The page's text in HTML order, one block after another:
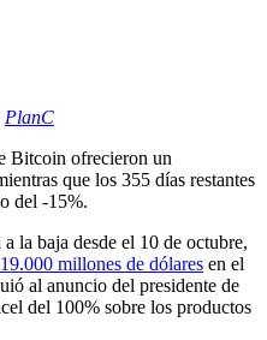
PlanC
Bitcoin ofrecieron un
que los 355 días restantes
del -15%.
la baja desde el 10 de octubre,
millones de dólares en el
al anuncio del presidente de
del 100% sobre los productos